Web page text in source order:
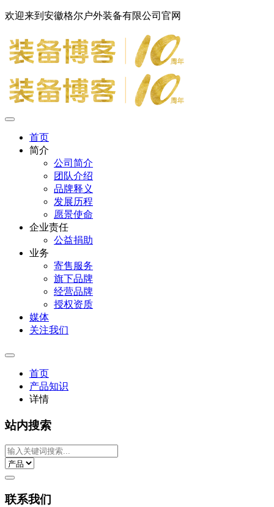
欢迎来到安徽格尔户外装备有限公司官网
首页
简介
公司简介
团队介绍
品牌释义
发展历程
愿景使命
企业责任
公益捐助
业务
寄售服务
旗下品牌
经营品牌
授权资质
媒体
关注我们
首页
产品知识
详情
站内搜索
联系我们